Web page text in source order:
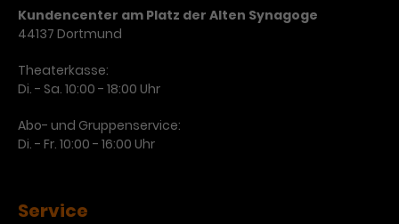
Kundencenter am Platz der Alten Synagoge
44137 Dortmund
Theaterkasse:
Di. - Sa. 10:00 - 18:00 Uhr
Abo- und Gruppenservice:
Di. - Fr. 10:00 - 16:00 Uhr
Service